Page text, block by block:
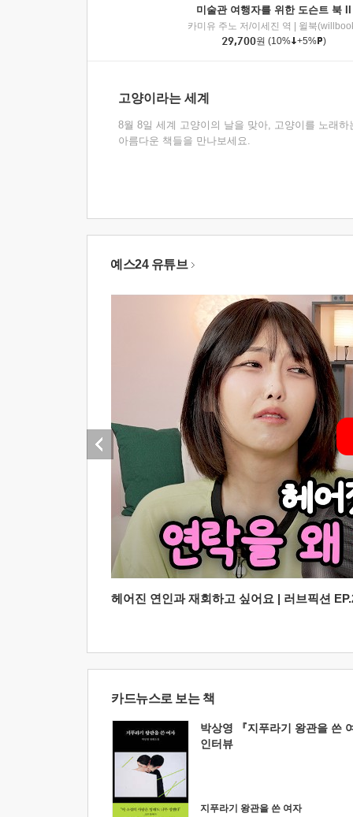
미술관 여행자를 위한 도슨트 북 II
카미유 주노 저/이세진 역
윌북
29,700원 (10% +5% )
고양이라는 세계
8월 8일 세계 고양이의 날을 맞아, 고양이를 노래하
아름다운 책들을 만나보세요.
예스24 유튜브
헤어진 연인과 재회하고 싶어요 | 러브픽션
카드뉴스로 보는 책
박상영 『지푸라기 왕관을 쓴
인터뷰
지푸라기 왕관을 쓴 여자